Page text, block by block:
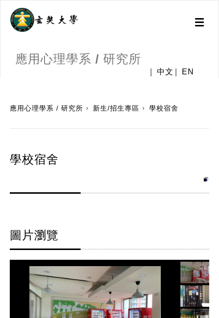
Toggle
應用心理學系 / 研究所
中文 EN
應用心理學系 / 研究所 新生/招生專區 學校宿舍
學校宿舍
圖片瀏覽